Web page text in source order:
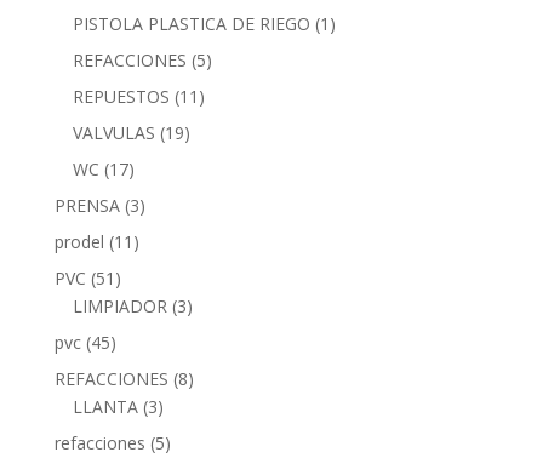
PISTOLA PLASTICA DE RIEGO (1)
REFACCIONES (5)
REPUESTOS (11)
VALVULAS (19)
WC (17)
PRENSA (3)
prodel (11)
PVC (51)
LIMPIADOR (3)
pvc (45)
REFACCIONES (8)
LLANTA (3)
refacciones (5)